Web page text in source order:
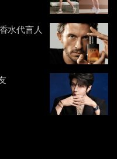
水代言人